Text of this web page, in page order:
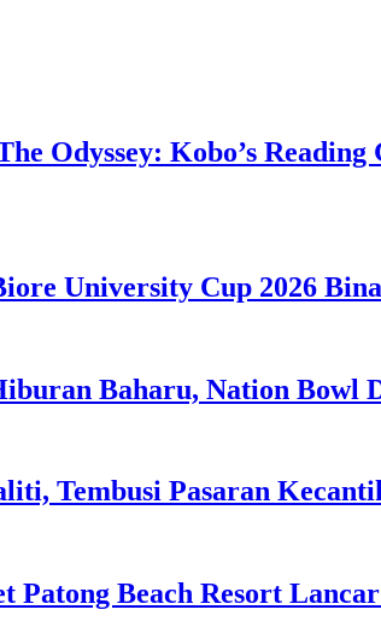
Odyssey: Kobo’s
University Cup 2026
Baharu, Nation Bowl
Tembusi Pasaran
Patong Beach Resort